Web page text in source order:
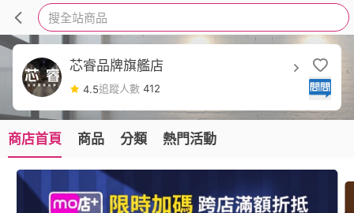
搜全站商品
芯睿品牌旗艦店
4.5追蹤人數 412
商店首頁 商品 分類 熱門活動